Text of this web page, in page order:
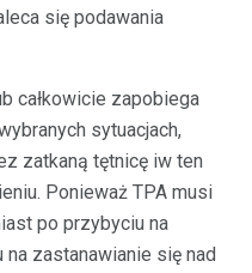
się podawania
całkowicie zapobiega
sytuacjach,
zatkaną tętnicę iw ten
Ponieważ TPA musi
po przybyciu na
na zastanawianie się nad